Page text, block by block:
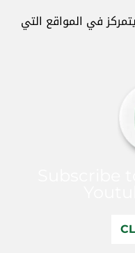
في المواقع التي